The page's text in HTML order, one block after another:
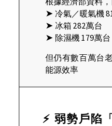
➤ 冷氣／暖氣機
➤ 冰箱 282萬台
➤ 除濕機 179萬台
但仍有數百萬台
能源效率
⚡ 弱勢戶陷